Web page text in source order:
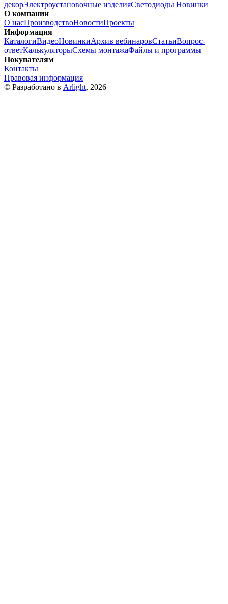
декорЭлектроустановочные изделияСветодиоды Новинки
О компании
О насПроизводствоНовостиПроекты
Информация
КаталогиВидеоНовинкиАрхив вебинаровСтатьиВопрос-
ответКалькуляторыСхемы монтажаФайлы и программы
Покупателям
Контакты
Правовая информация
© Разработано в Arlight, 2026